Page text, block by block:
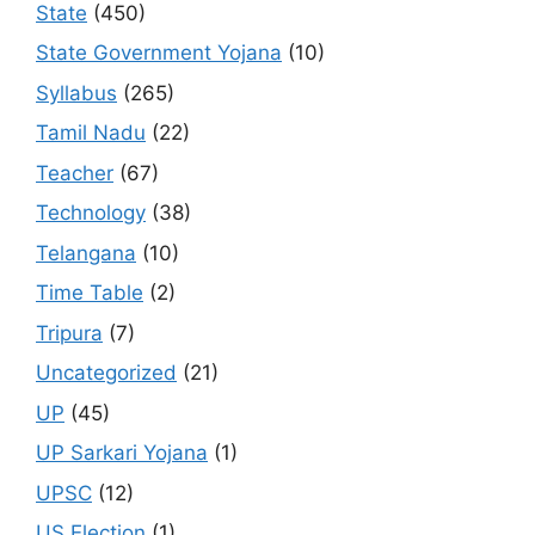
State (450)
State Government Yojana (10)
Syllabus (265)
Tamil Nadu (22)
Teacher (67)
Technology (38)
Telangana (10)
Time Table (2)
Tripura (7)
Uncategorized (21)
UP (45)
UP Sarkari Yojana (1)
UPSC (12)